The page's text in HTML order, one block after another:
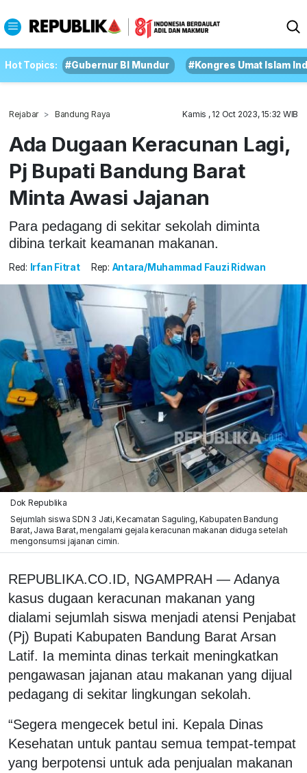
Hot Topics: #Gubernur BI Mundur #Kongres Umat Islam
Rejabar Bandung Raya Kamis , 12 Oct 2023, 15:32 WIB
Ada Dugaan Keracunan Lagi,
Pj Bupati Bandung Barat
Minta Awasi Jajanan
Para pedagang di sekitar sekolah diminta
dibina terkait keamanan makanan.
Red: Irfan Fitrat Rep: Antara/Muhammad Fauzi Ridwan
Dok Republika
Sejumlah siswa SDN 3 Jati, Kecamatan Saguling, Kabupaten Bandung
Barat, Jawa Barat, mengalami gejala keracunan makanan diduga setelah
mengonsumsi jajanan cimin.
REPUBLIKA.CO.ID, NGAMPRAH — Adanya
kasus dugaan keracunan makanan yang
dialami sejumlah siswa menjadi atensi Penjabat
(Pj) Bupati Kabupaten Bandung Barat Arsan
Latif. Ia meminta dinas terkait meningkatkan
pengawasan jajanan atau makanan yang dijual
pedagang di sekitar lingkungan sekolah.
“Segera mengecek betul ini. Kepala Dinas
Kesehatan untuk pantau semua tempat-tempat
yang berpotensi untuk ada penjualan makanan